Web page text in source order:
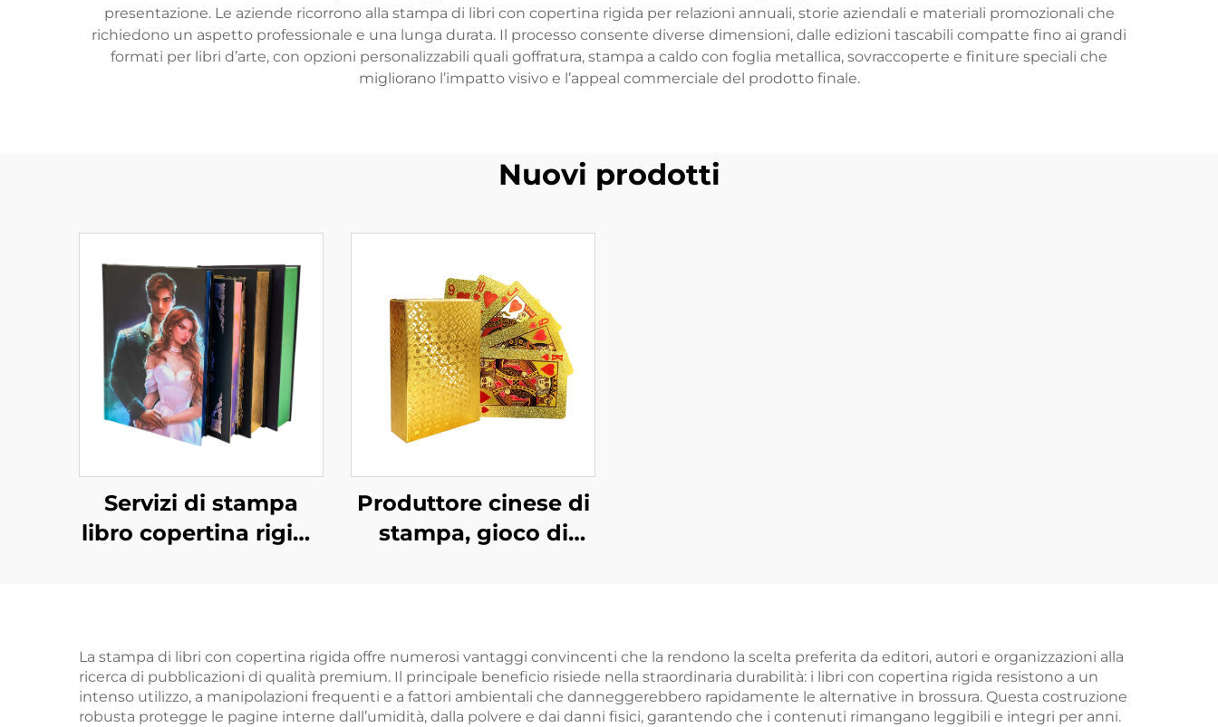
presentazione. Le aziende ricorrono alla stampa di libri con copertina rigida per relazioni annuali, storie aziendali e materiali promozionali che
richiedono un aspetto professionale e una lunga durata. Il processo consente diverse dimensioni, dalle edizioni tascabili compatte fino ai grandi
formati per libri d’arte, con opzioni personalizzabili quali goffratura, stampa a caldo con foglia metallica, sovraccoperte e finiture speciali che
migliorano l’impatto visivo e l’appeal commerciale del prodotto finale.
Nuovi prodotti
Servizi di stampa
libro copertina rigida
personalizzato con
bordi spruzzati
Produttore cinese di
stampa, gioco di
entrambi i lati
La stampa di libri con copertina rigida offre numerosi vantaggi convincenti che la rendono la scelta preferita da editori, autori e organizzazioni alla
ricerca di pubblicazioni di qualità premium. Il principale beneficio risiede nella straordinaria durabilità: i libri con copertina rigida resistono a un
intenso utilizzo, a manipolazioni frequenti e a fattori ambientali che danneggerebbero rapidamente le alternative in brossura. Questa costruzione
robusta protegge le pagine interne dall’umidità, dalla polvere e dai danni fisici, garantendo che i contenuti rimangano leggibili e integri per anni.